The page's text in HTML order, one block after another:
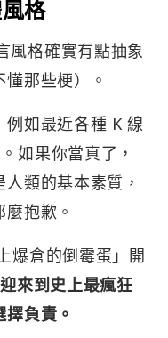
格
風格確實有點抽象
懂那些梗）。
如最近各種 K 線
如果你當真了，
類的基本素質，
抱歉。
爆倉的倒霉蛋」開
來到史上最瘋狂
負責。